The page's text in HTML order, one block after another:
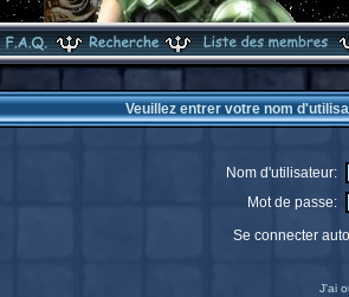
Veuillez entrer votre nom
Nom d'utilisateur:
Mot de passe:
Se connecter
J'ai